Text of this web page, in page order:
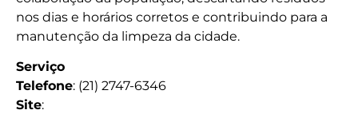
nos dias e horários corretos e contribuindo para a
manutenção da limpeza da cidade.
Serviço
Telefone: (21) 2747-6346
Site: